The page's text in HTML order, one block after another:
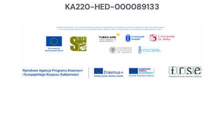
KA220-HED-000089133